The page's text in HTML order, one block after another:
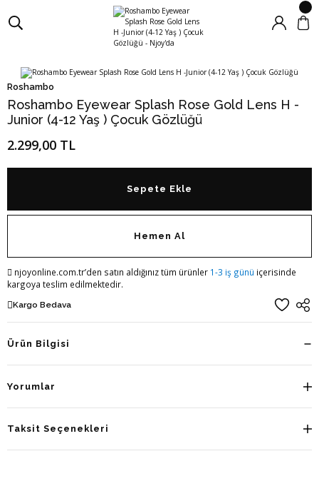
Roshambo
Roshambo Eyewear Splash Rose Gold Lens H -
Junior (4-12 Yaş ) Çocuk Gözlüğü
2.299,00 TL
Sepete Ekle
Hemen Al
njoyonline.com.tr’den satın aldığınız tüm ürünler 1-3 iş günü içerisinde
kargoya teslim edilmektedir.
Kargo Bedava
Ürün Bilgisi
Yorumlar
Taksit Seçenekleri